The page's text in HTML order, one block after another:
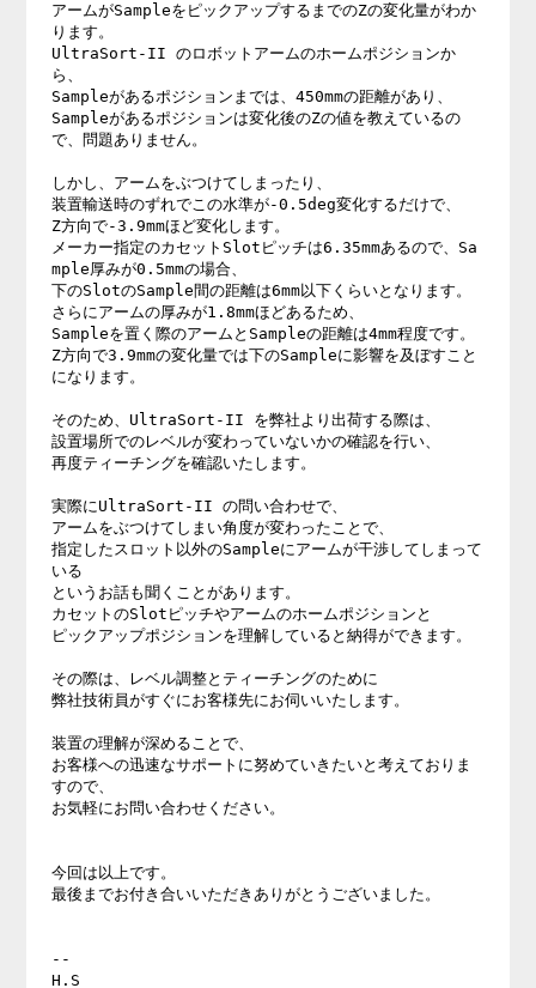
アームがSampleをピックアップするまでのZの変化量がわか
ります。
UltraSort-II のロボットアームのホームポジションか
ら、
Sampleがあるポジションまでは、450mmの距離があり、
Sampleがあるポジションは変化後のZの値を教えているの
で、問題ありません。
しかし、アームをぶつけてしまったり、
装置輸送時のずれでこの水準が‐0.5deg変化するだけで、
Z方向で‐3.9mmほど変化します。
メーカー指定のカセットSlotピッチは6.35mmあるので、Sa
mple厚みが0.5mmの場合、
下のSlotのSample間の距離は6mm以下くらいとなります。
さらにアームの厚みが1.8mmほどあるため、
Sampleを置く際のアームとSampleの距離は4mm程度です。
Z方向で3.9mmの変化量では下のSampleに影響を及ぼすこと
になります。
そのため、UltraSort-II を弊社より出荷する際は、
設置場所でのレベルが変わっていないかの確認を行い、
再度ティーチングを確認いたします。
実際にUltraSort-II の問い合わせで、
アームをぶつけてしまい角度が変わったことで、
指定したスロット以外のSampleにアームが干渉してしまって
いる
というお話も聞くことがあります。
カセットのSlotピッチやアームのホームポジションと
ピックアップポジションを理解していると納得ができます。
その際は、レベル調整とティーチングのために
弊社技術員がすぐにお客様先にお伺いいたします。
装置の理解が深めることで、
お客様への迅速なサポートに努めていきたいと考えておりま
すので、
お気軽にお問い合わせください。
今回は以上です。
最後までお付き合いいただきありがとうございました。
--